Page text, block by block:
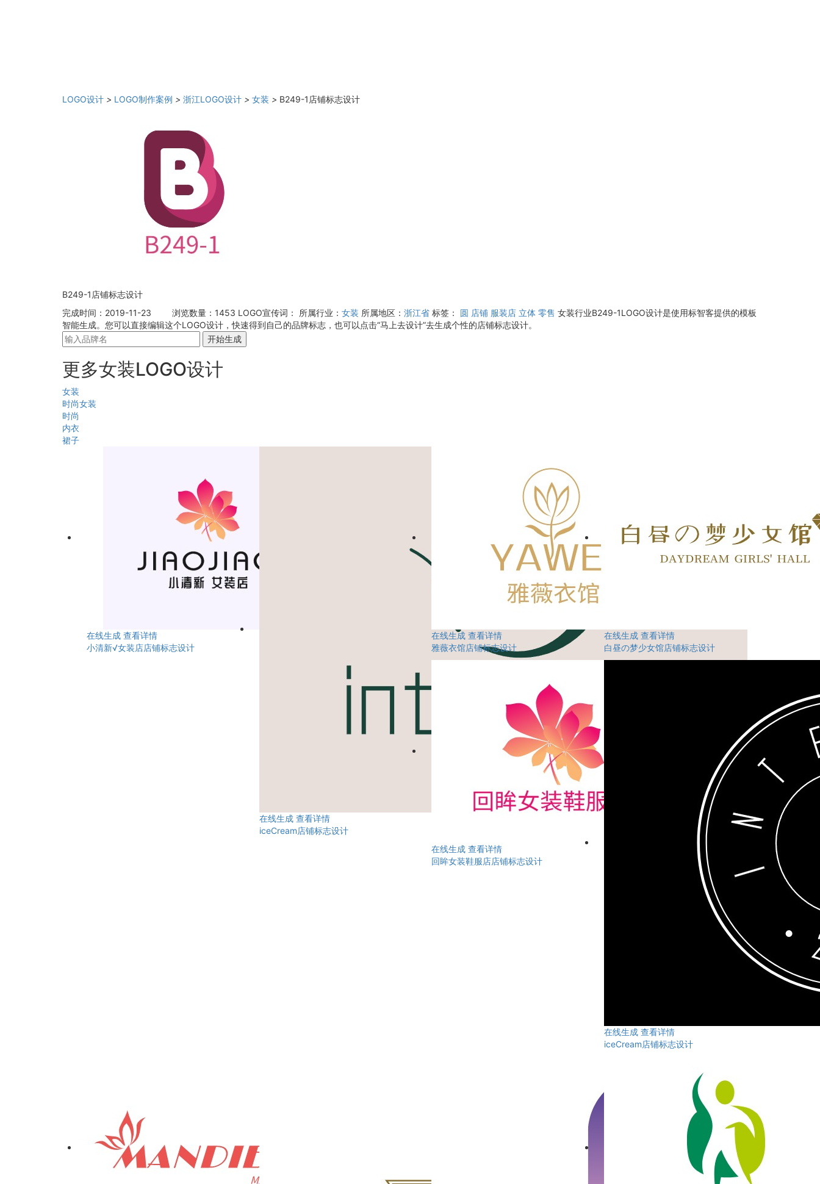
LOGO设计 > LOGO制作案例 > 浙江LOGO设计 > 女装 > B249-1店铺标志设计
B249-1店铺标志设计
完成时间：2019-11-23
浏览数量：1453 LOGO宣传词： 所属行业： 女装 所属地区： 浙江省 标签： 圆 店铺 服装店 立体 零售 女装行业B249-1LOGO设计是使用标智客提供的模板
智能生成。您可以直接编辑这个LOGO设计，快速得到自己的品牌标志，也可以点击“马上去设计”去生成个性的店铺标志设计。
开始生成
更多女装LOGO设计
女装
时尚女装
时尚
内衣
裙子
在线生成 查看详情
小清新√女装店店铺标志设计
在线生成 查看详情
iceCream店铺标志设计
在线生成 查看详情
雅薇衣馆店铺标志设计
在线生成 查看详情
白昼の梦少女馆店铺标志设计
在线生成 查看详情
回眸女装鞋服店店铺标志设计
在线生成 查看详情
iceCream店铺标志设计